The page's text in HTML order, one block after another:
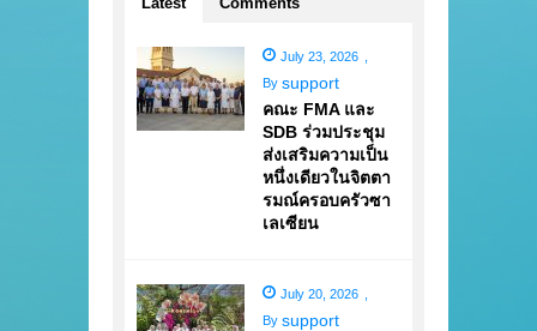
July 23, 2026
By support
คณะ FMA และ
SDB ร่วมประชุม
ส่งเสริมความเป็น
หนึ่งเดียวในจิตตา
รมณ์ครอบครัวซา
เลเซียน
July 20, 2026
By support